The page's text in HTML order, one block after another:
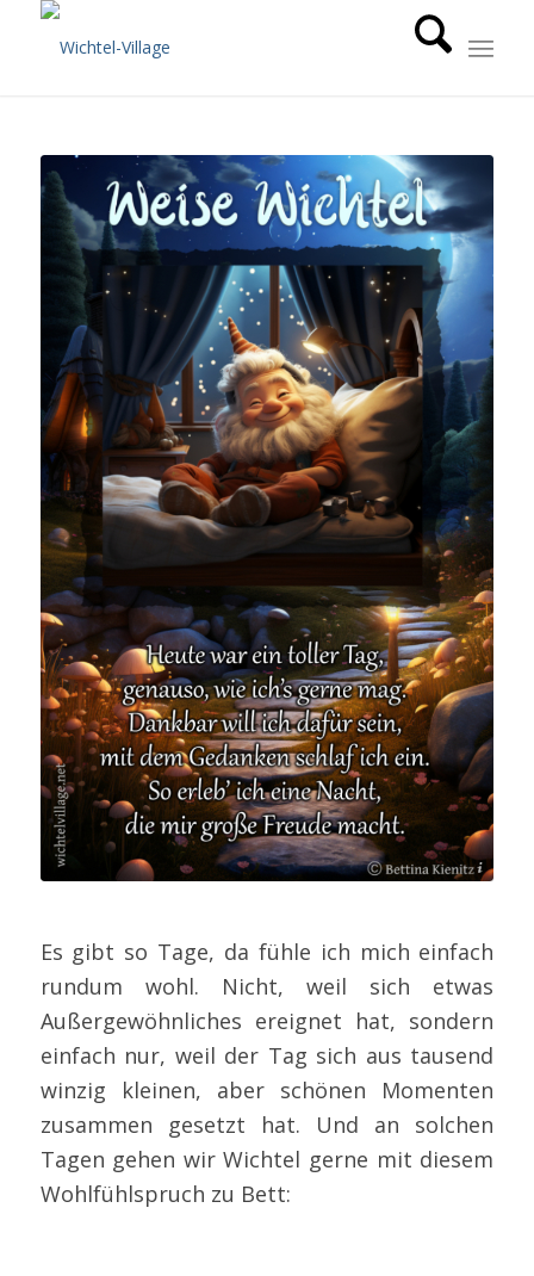
Bettina Kienitz
Es gibt so Tage, da fühle ich mich einfach
rundum wohl. Nicht, weil sich etwas
Außergewöhnliches ereignet hat, sondern
einfach nur, weil der Tag sich aus tausend
winzig kleinen, aber schönen Momenten
zusammen gesetzt hat. Und an solchen
Tagen gehen wir Wichtel gerne mit diesem
Wohlfühlspruch zu Bett: